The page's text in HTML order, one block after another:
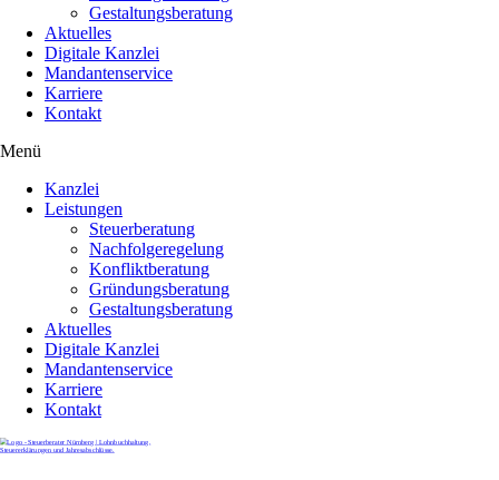
Gestaltungsberatung
Aktuelles
Digitale Kanzlei
Mandantenservice
Karriere
Kontakt
Menü
Kanzlei
Leistungen
Steuerberatung
Nachfolgeregelung
Konfliktberatung
Gründungsberatung
Gestaltungsberatung
Aktuelles
Digitale Kanzlei
Mandantenservice
Karriere
Kontakt